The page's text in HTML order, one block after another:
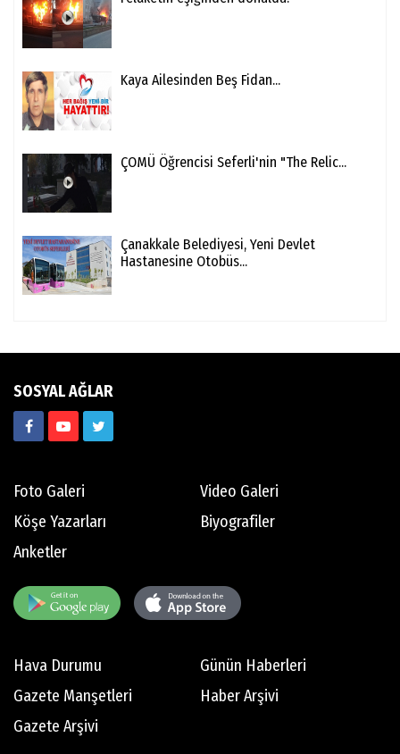
Kaya Ailesinden Beş Fidan...
ÇOMÜ Öğrencisi Seferli'nin "The Relic...
Çanakkale Belediyesi, Yeni Devlet
Hastanesine Otobüs...
SOSYAL AĞLAR
Foto Galeri
Video Galeri
Köşe Yazarları
Biyografiler
Anketler
Hava Durumu
Günün Haberleri
Gazete Manşetleri
Haber Arşivi
Gazete Arşivi